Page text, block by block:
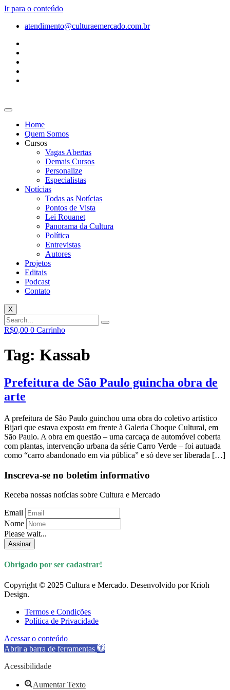
Ir para o conteúdo
atendimento@culturaemercado.com.br
Home
Quem Somos
Cursos
Vagas Abertas
Demais Cursos
Personalize
Especialistas
Notícias
Todas as Notícias
Pontos de Vista
Lei Rouanet
Panorama da Cultura
Política
Entrevistas
Autores
Projetos
Editais
Podcast
Contato
X
R$0,00 0 Carrinho
Tag: Kassab
Prefeitura de São Paulo guincha obra de
arte
A prefeitura de São Paulo guinchou uma obra do coletivo artístico
Bijari que estava exposta em frente à Galeria Choque Cultural, em
São Paulo. A obra em questão – uma carcaça de automóvel coberta
com plantas, intervenção urbana da série Carro Verde – foi autuada
como “carro abandonado em via pública” e só deve ser liberada […]
Inscreva-se no boletim informativo
Receba nossas notícias sobre Cultura e Mercado
Email
Nome
Please wait...
Assinar
Obrigado por ser cadastrar!
Copyright © 2025 Cultura e Mercado. Desenvolvido por Krioh
Design.
Termos e Condições
Política de Privacidade
Acessar o conteúdo
Abrir a barra de ferramentas
Acessibilidade
Aumentar Texto